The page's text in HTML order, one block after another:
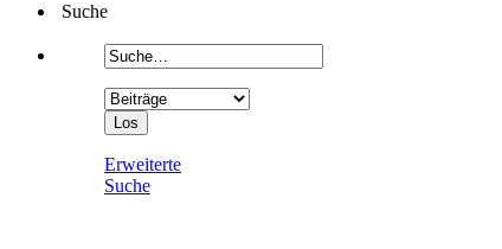
Suche
Erweiterte
Suche